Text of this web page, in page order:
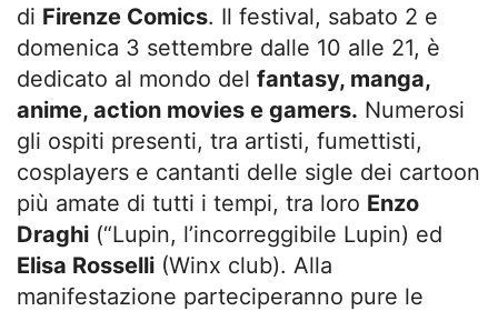
di Firenze Comics. Il festival, sabato 2 e
domenica 3 settembre dalle 10 alle 21, è
dedicato al mondo del fantasy, manga,
anime, action movies e gamers. Numerosi
gli ospiti presenti, tra artisti, fumettisti,
cosplayers e cantanti delle sigle dei cartoon
più amate di tutti i tempi, tra loro Enzo
Draghi (“Lupin, l’incorreggibile Lupin) ed
Elisa Rosselli (Winx club). Alla
manifestazione parteciperanno pure le